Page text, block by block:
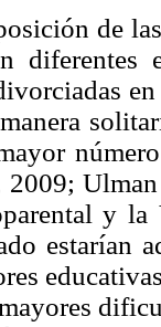
de
diferentes
2009;
y la
estarían